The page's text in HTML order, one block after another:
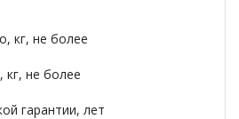
кг, не более
кг, не более
гарантии, лет